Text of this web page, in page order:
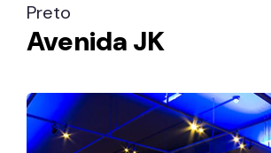
Preto
Avenida JK